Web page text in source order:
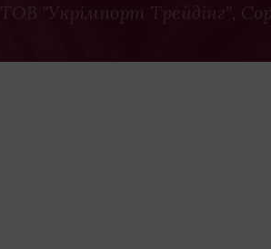
ТОВ "Укрімпорт Трейдінг",